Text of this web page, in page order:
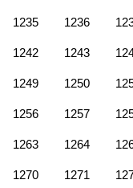
1235 1236
1242 1243
1249 1250
1256 1257
1263 1264
1270 1271